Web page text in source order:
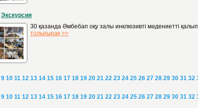
Экскурсия
30 қазанда Әмбебап оқу залы инклюзивті мәдениетті
толығырақ >>
9 10 11 12 13 14 15 16 17 18 19 20 21 22 23 24 25 26 27 28 29 30 31 32
9 10 11 12 13 14 15 16 17 18 19 20 21 22 23 24 25 26 27 28 29 30 31 32